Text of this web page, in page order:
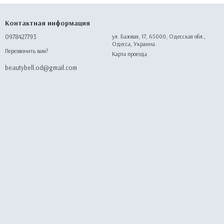
Контактная информация
0978427793
Перезвонить вам?
beautybell.od@gmail.com
ул. Базовая, 17, 65000, Одесская обл.,
Одесса, Украина
Карта проезда